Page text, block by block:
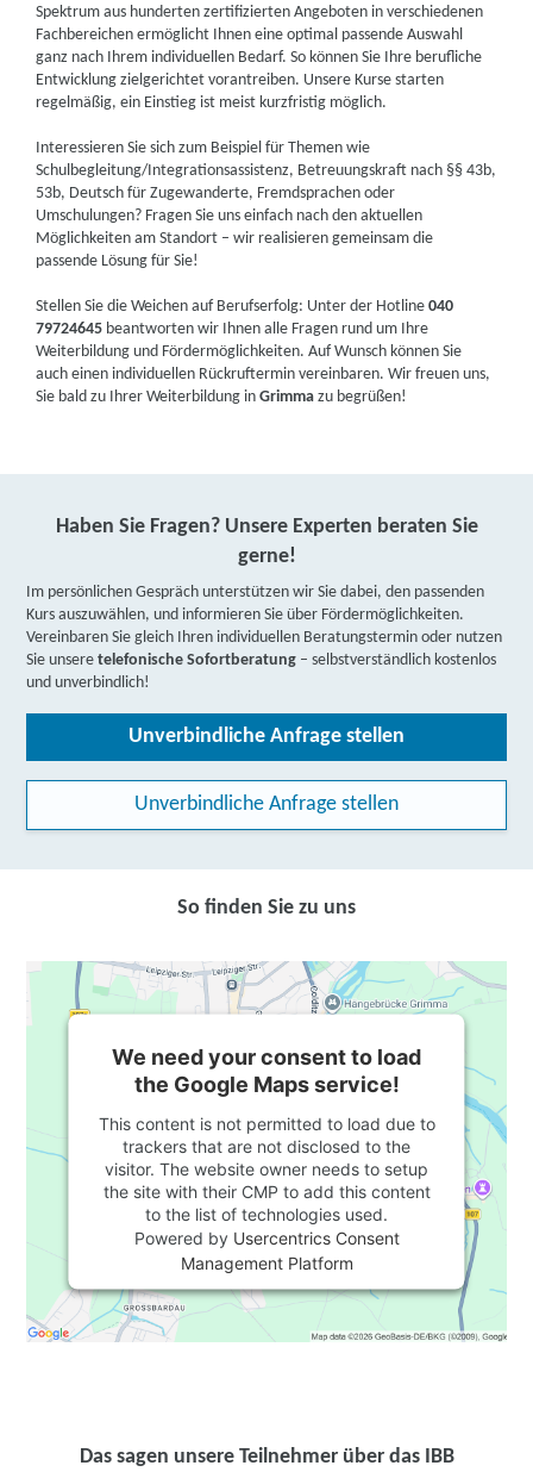
Spektrum aus hunderten zertifizierten Angeboten in verschiedenen
Fachbereichen ermöglicht Ihnen eine optimal passende Auswahl
ganz nach Ihrem individuellen Bedarf. So können Sie Ihre berufliche
Entwicklung zielgerichtet vorantreiben. Unsere Kurse starten
regelmäßig, ein Einstieg ist meist kurzfristig möglich.
Interessieren Sie sich zum Beispiel für Themen wie
Schulbegleitung/Integrationsassistenz, Betreuungskraft nach §§ 43b,
53b, Deutsch für Zugewanderte, Fremdsprachen oder
Umschulungen? Fragen Sie uns einfach nach den aktuellen
Möglichkeiten am Standort – wir realisieren gemeinsam die
passende Lösung für Sie!
Stellen Sie die Weichen auf Berufserfolg: Unter der Hotline040
79724645 beantworten wir Ihnen alle Fragen rund um Ihre
Weiterbildung und Fördermöglichkeiten. Auf Wunsch können Sie
auch einen individuellen Rückruftermin vereinbaren. Wir freuen uns,
Sie bald zu Ihrer Weiterbildung inGrimma zu begrüßen!
Haben Sie Fragen? Unsere Experten beraten Sie
gerne!
Im persönlichen Gespräch unterstützen wir Sie dabei, den passenden
Kurs auszuwählen, und informieren Sie über Fördermöglichkeiten.
Vereinbaren Sie gleich Ihren individuellen Beratungstermin oder nutzen
Sie unseretelefonische Sofortberatung – selbstverständlich kostenlos
und unverbindlich!
Unverbindliche Anfrage stellen
Unverbindliche Anfrage stellen
So finden Sie zu uns
We need your consent to load
the Google Maps service!
This content is not permitted to load due to
trackers that are not disclosed to the
visitor. The website owner needs to setup
the site with their CMP to add this content
to the list of technologies used.
Powered by Usercentrics Consent
Management Platform
Das sagen unsere Teilnehmer über das IBB